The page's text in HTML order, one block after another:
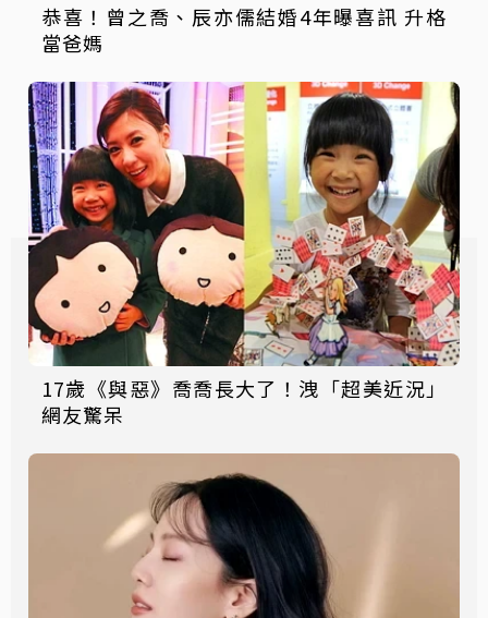
恭喜！曾之喬、辰亦儒結婚4年曝喜訊 升格
當爸媽
17歲《與惡》喬喬長大了！洩「超美近況」
網友驚呆